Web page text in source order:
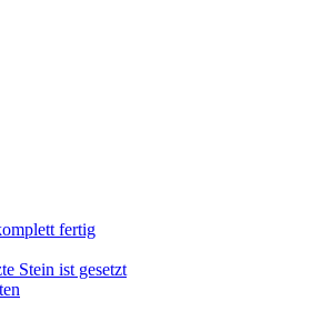
fertig
Stein ist gesetzt